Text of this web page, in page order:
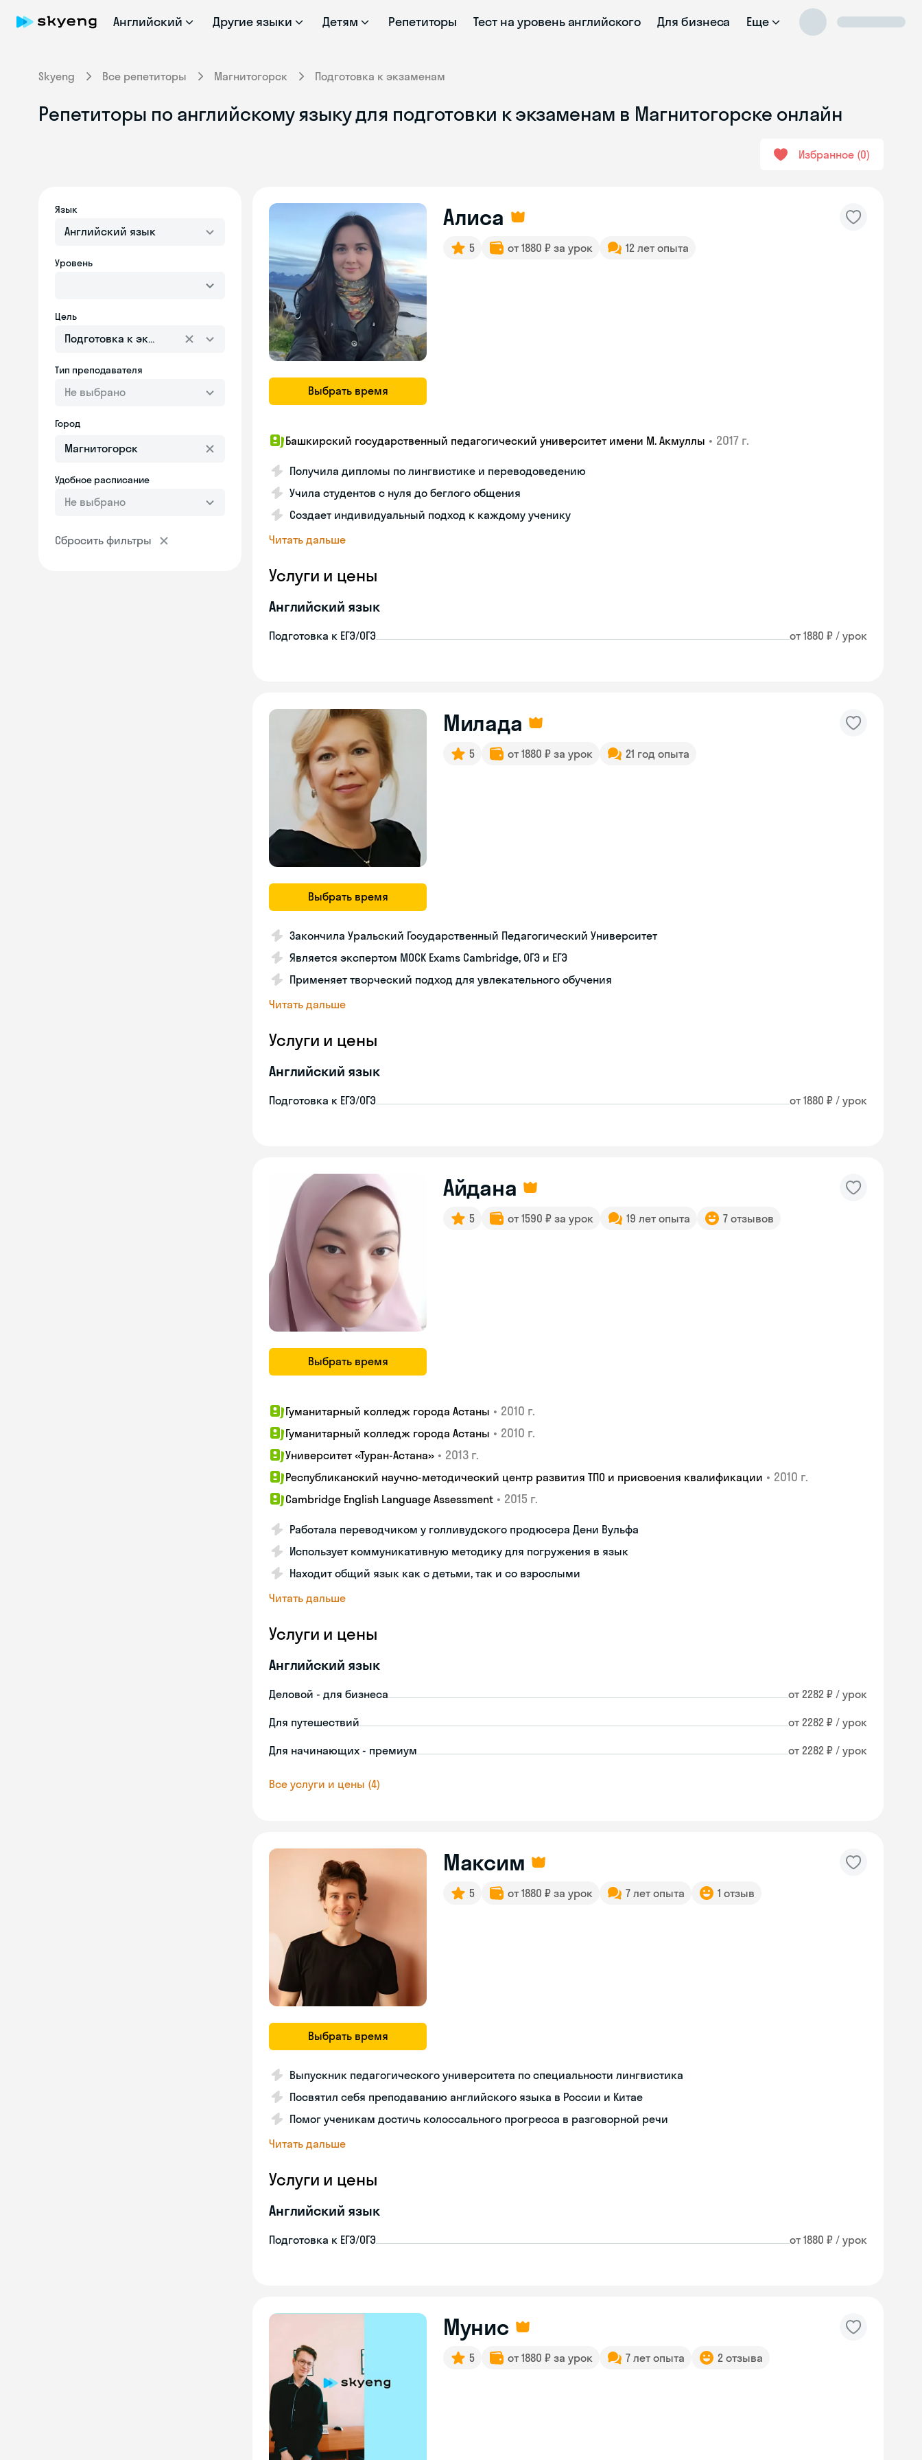
Английский Другие языки Детям Репетиторы Тест на уровень английского Для бизнеса Еще
Skyeng Все репетиторы Магнитогорск Подготовка к экзаменам
Репетиторы по английскому языку для подготовки к экзаменам в Магнитогорске онлайн
Избранное 0
Язык
Английский язык
Уровень
Цель
Подготовка к экзаменам
Тип преподавателя
Не выбрано
Город
Удобное расписание
Не выбрано
Сбросить фильтры
Выбрать время
Алиса
5 от 1880 ₽ за урок 12 лет опыта
Башкирский государственный педагогический университет имени М. Акмуллы • 2017 г.
Получила дипломы по лингвистике и переводоведению
Учила студентов с нуля до беглого общения
Создает индивидуальный подход к каждому ученику
Читать дальше
Услуги и цены
Английский язык
Подготовка к ЕГЭ/ОГЭ от 1880 ₽ / урок
Выбрать время
Милада
5 от 1880 ₽ за урок 21 год опыта
Закончила Уральский Государственный Педагогический Университет
Является экспертом MOCK Exams Cambridge, ОГЭ и ЕГЭ
Применяет творческий подход для увлекательного обучения
Читать дальше
Услуги и цены
Английский язык
Подготовка к ЕГЭ/ОГЭ от 1880 ₽ / урок
Выбрать время
Айдана
5 от 1590 ₽ за урок 19 лет опыта 7 отзывов
Гуманитарный колледж города Астаны • 2010 г.
Гуманитарный колледж города Астаны • 2010 г.
Университет «Туран-Астана» • 2013 г.
Республиканский научно-методический центр развития ТПО и присвоения квалификации • 2010 г.
Cambridge English Language Assessment • 2015 г.
Работала переводчиком у голливудского продюсера Дени Вульфа
Использует коммуникативную методику для погружения в язык
Находит общий язык как с детьми, так и со взрослыми
Читать дальше
Услуги и цены
Английский язык
Деловой - для бизнеса от 2282 ₽ / урок
Для путешествий от 2282 ₽ / урок
Для начинающих - премиум от 2282 ₽ / урок
Все услуги и цены (4)
Выбрать время
Максим
5 от 1880 ₽ за урок 7 лет опыта 1 отзыв
Выпускник педагогического университета по специальности лингвистика
Посвятил себя преподаванию английского языка в России и Китае
Помог ученикам достичь колоссального прогресса в разговорной речи
Читать дальше
Услуги и цены
Английский язык
Подготовка к ЕГЭ/ОГЭ от 1880 ₽ / урок
Мунис
5 от 1880 ₽ за урок 7 лет опыта 2 отзыва